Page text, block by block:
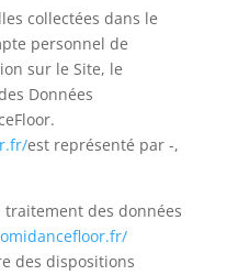
collectées dans le
personnel de
sur le Site, le
Données
est représenté par -,
des données
des dispositions